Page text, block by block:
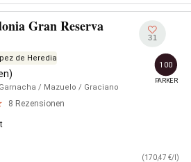
Gran Reserva
de Heredia
/ Mazuelo / Graciano
8 Rezensionen
31
100
PARKER
(170,47 €/l)